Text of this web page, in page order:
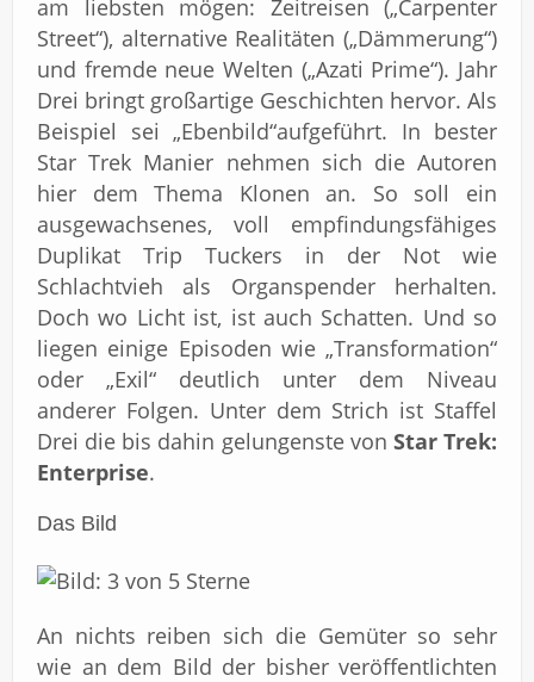
am liebsten mögen: Zeitreisen („Carpenter
Street“), alternative Realitäten („Dämmerung“)
und fremde neue Welten („Azati Prime“). Jahr
Drei bringt großartige Geschichten hervor. Als
Beispiel sei „Ebenbild“aufgeführt. In bester
Star Trek Manier nehmen sich die Autoren
hier dem Thema Klonen an. So soll ein
ausgewachsenes, voll empfindungsfähiges
Duplikat Trip Tuckers in der Not wie
Schlachtvieh als Organspender herhalten.
Doch wo Licht ist, ist auch Schatten. Und so
liegen einige Episoden wie „Transformation“
oder „Exil“ deutlich unter dem Niveau
anderer Folgen. Unter dem Strich ist Staffel
Drei die bis dahin gelungenste von Star Trek:
Enterprise.
Das Bild
An nichts reiben sich die Gemüter so sehr
wie an dem Bild der bisher veröffentlichten